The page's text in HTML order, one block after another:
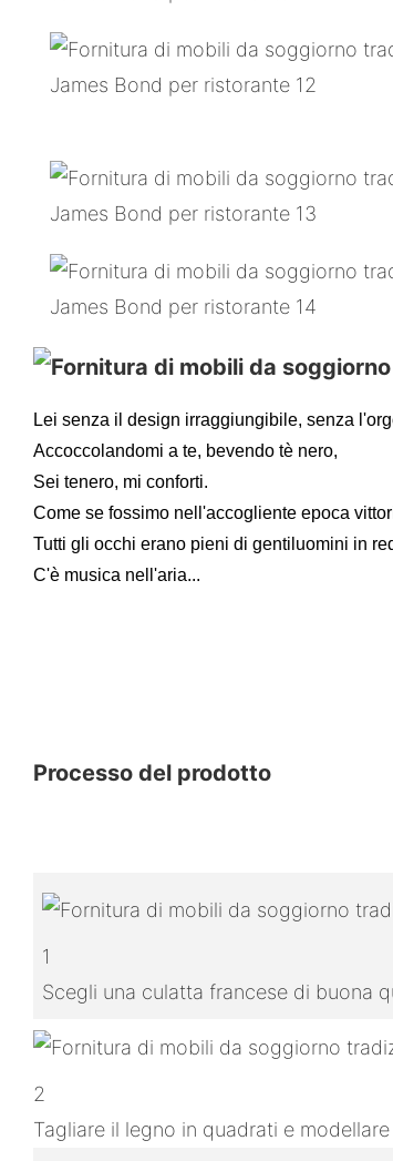
Lei senza il design irraggiungibile, senza
Accoccolandomi a te, bevendo tè nero,
Sei tenero, mi conforti.
Come se fossimo nell'accogliente epoca
Tutti gli occhi erano pieni di gentiluomini in
C'è musica nell'aria...
Processo del prodotto
1
Scegli una culatta francese di buona
2
Tagliare il legno in quadrati e